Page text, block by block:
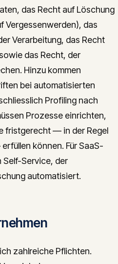
das Recht auf Löschung
Vergessenwerden), das
Verarbeitung, das Recht
das Recht, der
Hinzu kommen
bei automatisierten
Profiling nach
Prozesse einrichten,
fristgerecht — in der Regel
können. Für SaaS-
Self-Service, der
automatisiert.
zahlreiche Pflichten.